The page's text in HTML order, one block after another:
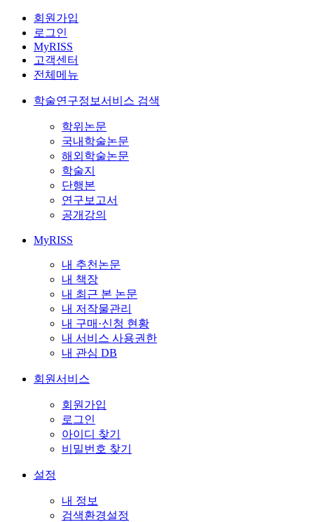
회원가입
로그인
MyRISS
고객센터
전체메뉴
학술연구정보서비스 검색
학위논문
국내학술논문
해외학술논문
학술지
단행본
연구보고서
공개강의
MyRISS
내 추천논문
내 책장
내 최근 본 논문
내 저작물관리
내 구매·신청 현황
내 서비스 사용권한
내 관심 DB
회원서비스
회원가입
로그인
아이디 찾기
비밀번호 찾기
설정
내 정보
검색환경설정